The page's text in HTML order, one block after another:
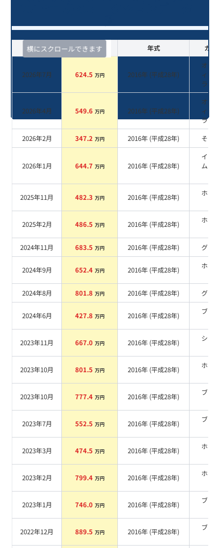
横にスクロールできます
査定時期 セルカ実績 年式 カラ
2026年7月 624.5 万円 2016年 (平成28年)
オブ
ィア
ラック
2026年4月 549.6 万円 2016年 (平成28年)
オブ
ィア
ラック
2026年2月
347.2 万円 2016年 (平成28年) その他
2026年1月 644.7 万円 2016年 (平成28年)
イリ
ムシ
2025年11月 482.3 万円 2016年 (平成28年)
ホワ
2025年2月 486.5 万円 2016年 (平成28年)
ホワ
2024年11月
683.5 万円 2016年 (平成28年) グレー
2024年9月 652.4 万円 2016年 (平成28年)
ホワ
2024年8月
801.8 万円 2016年 (平成28年) グレー
2024年6月 427.8 万円 2016年 (平成28年)
ブラ
2023年11月 667.0 万円 2016年 (平成28年)
シル
2023年10月 801.5 万円 2016年 (平成28年)
ホワ
2023年10月 777.4 万円 2016年 (平成28年)
ブラ
2023年7月 552.5 万円 2016年 (平成28年)
ブラ
2023年3月 474.5 万円 2016年 (平成28年)
ホワ
2023年2月 799.4 万円 2016年 (平成28年)
ホワ
2023年1月 746.0 万円 2016年 (平成28年)
ブラ
2022年12月 889.5 万円 2016年 (平成28年)
ブラ